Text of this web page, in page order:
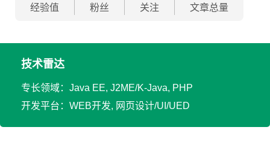
经验值 粉丝 关注 文章总量
技术雷达
专长领域：Java EE, J2ME/K-Java, PHP
开发平台：WEB开发, 网页设计/UI/UED